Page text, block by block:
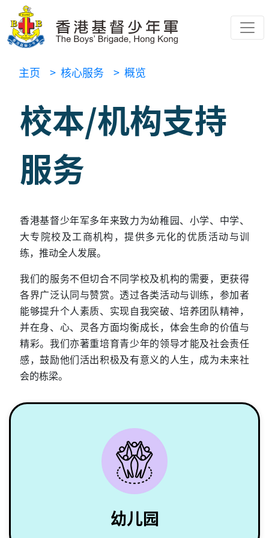
主页 > 核心服务 > 概览
校本/机构支持
服务
香港基督少年军多年来致力为幼稚园、小学、中学、
大专院校及工商机构，提供多元化的优质活动与训
练，推动全人发展。
我们的服务不但切合不同学校及机构的需要，更获得
各界广泛认同与赞赏。透过各类活动与训练，参加者
能够提升个人素质、实现自我突破、培养团队精神，
并在身、心、灵各方面均衡成长，体会生命的价值与
精彩。我们亦著重培育青少年的领导才能及社会责任
感，鼓励他们活出积极及有意义的人生，成为未来社
会的栋梁。
幼儿园